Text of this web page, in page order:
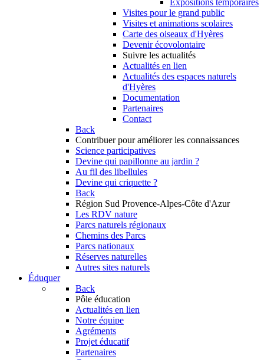
Expositions temporaires
Visites pour le grand public
Visites et animations scolaires
Carte des oiseaux d'Hyères
Devenir écovolontaire
Suivre les actualités
Actualités en lien
Actualités des espaces naturels
d'Hyères
Documentation
Partenaires
Contact
Back
Contribuer pour améliorer les connaissances
Science participatives
Devine qui papillonne au jardin ?
Au fil des libellules
Devine qui criquette ?
Back
Région Sud Provence-Alpes-Côte d'Azur
Les RDV nature
Parcs naturels régionaux
Chemins des Parcs
Parcs nationaux
Réserves naturelles
Autres sites naturels
Éduquer
Back
Pôle éducation
Actualités en lien
Notre équipe
Agréments
Projet éducatif
Partenaires